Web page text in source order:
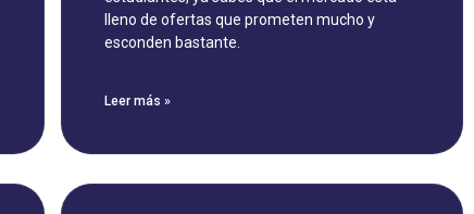
lleno de ofertas que prometen mucho y
esconden bastante.
Leer más »